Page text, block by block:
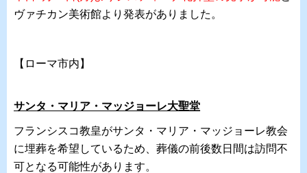
ヴァチカン美術館より発表がありました。
【ローマ市内】
サンタ・マリア・マッジョーレ大聖堂
フランシスコ教皇がサンタ・マリア・マッジョーレ教会
に埋葬を希望しているため、葬儀の前後数日間は訪問不
可となる可能性があります。